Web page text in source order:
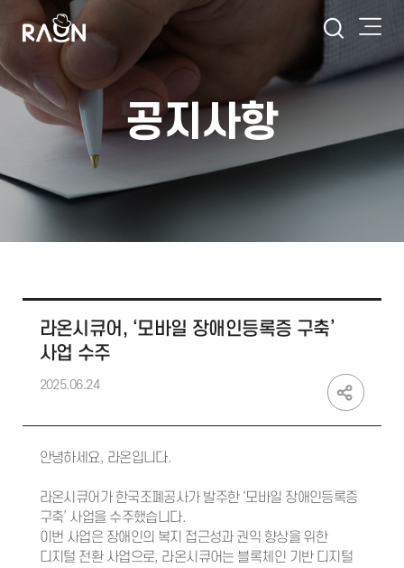
공지사항
라온시큐어, ‘모바일 장애인등록증 구축’
사업 수주
2025.06.24
안녕하세요, 라온입니다.
라온시큐어가 한국조폐공사가 발주한 ‘모바일 장애인등록증
구축’ 사업을 수주했습니다.
이번 사업은 장애인의 복지 접근성과 권익 향상을 위한
디지털 전환 사업으로, 라온시큐어는 블록체인 기반 디지털